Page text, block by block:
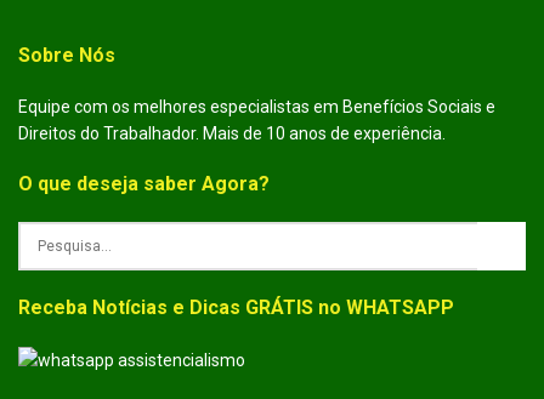
Sobre Nós
Equipe com os melhores especialistas em Benefícios Sociais e
Direitos do Trabalhador. Mais de 10 anos de experiência.
O que deseja saber Agora?
Receba Notícias e Dicas GRÁTIS no WHATSAPP